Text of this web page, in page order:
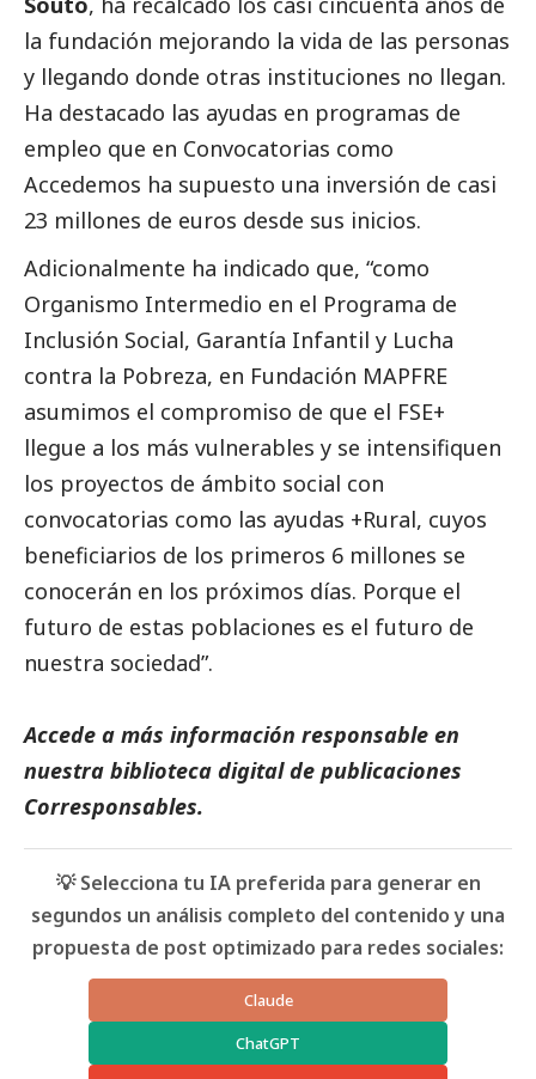
la fundación mejorando la vida de las personas
y llegando donde otras instituciones no llegan.
Ha destacado las ayudas en programas de
empleo que en Convocatorias como
Accedemos ha supuesto una inversión de casi
23 millones de euros desde sus inicios.
Adicionalmente ha indicado que, “como
Organismo Intermedio en el Programa de
Inclusión Social, Garantía Infantil y Lucha
contra la Pobreza, en Fundación MAPFRE
asumimos el compromiso de que el FSE+
llegue a los más vulnerables y se intensifiquen
los proyectos de ámbito social con
convocatorias como las ayudas +Rural, cuyos
beneficiarios de los primeros 6 millones se
conocerán en los próximos días. Porque el
futuro de estas poblaciones es el futuro de
nuestra sociedad”.
Accede a más información responsable en
nuestra biblioteca digital de publicaciones
Corresponsables.
💡 Selecciona tu IA preferida para generar en
segundos un análisis completo del contenido y una
propuesta de post optimizado para redes sociales:
Claude
ChatGPT